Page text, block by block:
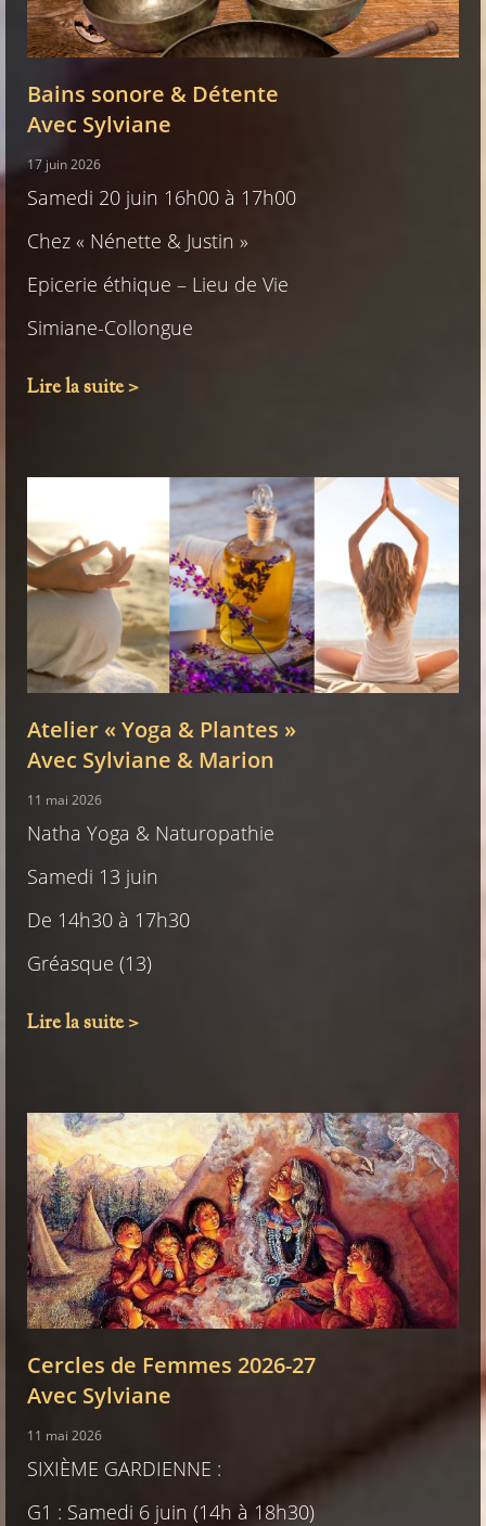
Bains sonore & Détente
Avec Sylviane
17 juin 2026
Samedi 20 juin 16h00 à 17h00
Chez « Nénette & Justin »
Epicerie éthique – Lieu de Vie
Simiane-Collongue
Lire la suite >
Atelier « Yoga & Plantes »
Avec Sylviane & Marion
11 mai 2026
Natha Yoga & Naturopathie
Samedi 13 juin
De 14h30 à 17h30
Gréasque (13)
Lire la suite >
Cercles de Femmes 2026-27
Avec Sylviane
11 mai 2026
SIXIÈME GARDIENNE :
G1 : Samedi 6 juin (14h à 18h30)